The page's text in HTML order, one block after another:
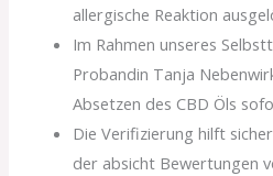
allergische Reaktion
Im Rahmen unseres
Probandin Tanja
Absetzen des CBD Öls
Die Verifizierung hilft
der absicht Bewertungen